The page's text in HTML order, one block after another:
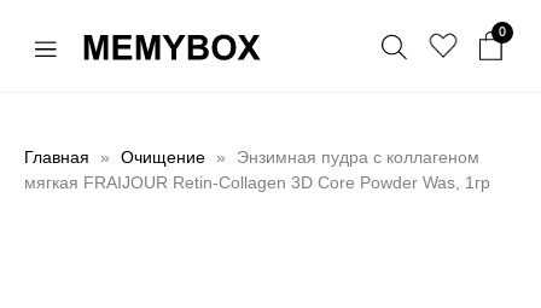
Главная Очищение
Энзимная пудра с коллагеном
мягкая FRAIJOUR Retin-Collagen 3D Core Powder Was, 1гр